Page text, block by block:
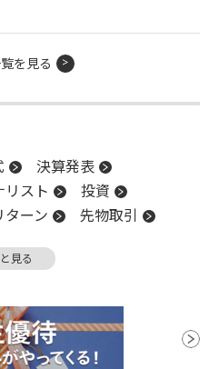
を見る
決算発表
リスト
投資
ターン
先物取引
パフォーマンス
見る